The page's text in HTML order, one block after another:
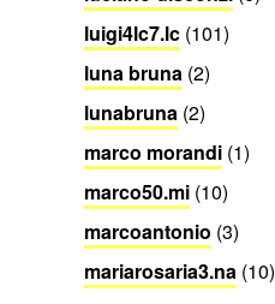
luigi4lc7.lc (101)
luna bruna (2)
lunabruna (2)
marco morandi (1)
marco50.mi (10)
marcoantonio (3)
mariarosaria3.na (10)